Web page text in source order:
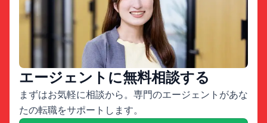
エージェントに無料相談する
まずはお気軽に相談から。専門のエージェントがあな
たの転職をサポートします。